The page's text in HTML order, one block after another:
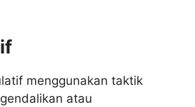
menggunakan taktik
atau